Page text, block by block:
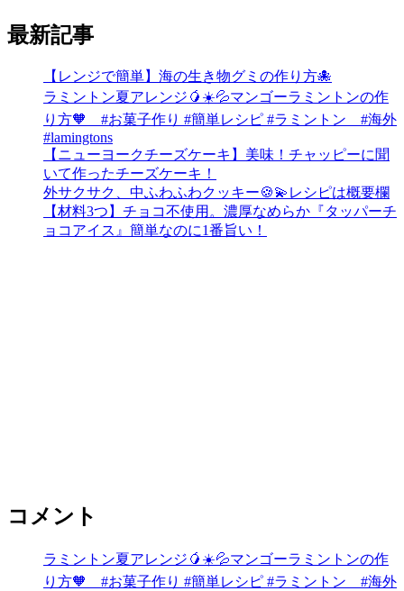
最新記事
【レンジで簡単】海の生き物グミの作り方🐙
ラミントン夏アレンジ🥭☀️💦マンゴーラミントンの作
り方🧡 #お菓子作り #簡単レシピ #ラミントン #海外
#lamingtons
【ニューヨークチーズケーキ】美味！チャッピーに聞
いて作ったチーズケーキ！
外サクサク、中ふわふわクッキー🍪💫レシピは概要欄
【材料3つ】チョコ不使用。濃厚なめらか『タッパーチ
ョコアイス』簡単なのに1番旨い！
コメント
ラミントン夏アレンジ🥭☀️💦マンゴーラミントンの作
り方🧡 #お菓子作り #簡単レシピ #ラミントン #海外